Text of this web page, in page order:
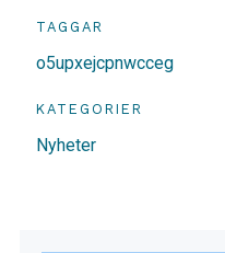
TAGGAR
o5upxejcpnwcceg
KATEGORIER
Nyheter